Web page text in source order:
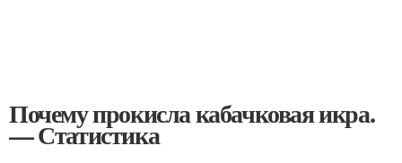
Почему прокисла кабачковая икра.
— Статистика